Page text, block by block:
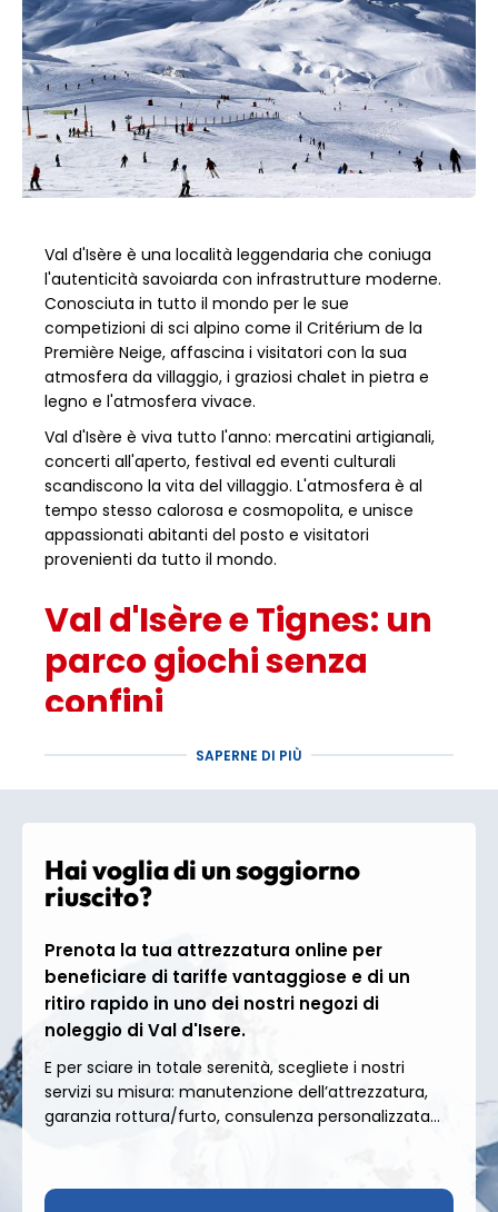
Val d'Isère è una località leggendaria che coniuga
l'autenticità savoiarda con infrastrutture moderne.
Conosciuta in tutto il mondo per le sue
competizioni di sci alpino come il Critérium de la
Première Neige, affascina i visitatori con la sua
atmosfera da villaggio, i graziosi chalet in pietra e
legno e l'atmosfera vivace.
Val d'Isère è viva tutto l'anno: mercatini artigianali,
concerti all'aperto, festival ed eventi culturali
scandiscono la vita del villaggio. L'atmosfera è al
tempo stesso calorosa e cosmopolita, e unisce
appassionati abitanti del posto e visitatori
provenienti da tutto il mondo.
Val d'Isère e Tignes: un
parco giochi senza
confini
Il comprensorio sciisticodi Tignes – Val d'Isère,
altitudine, è un vero paradiso per gli amanti degli
sport sulla neve.
apprendimento sicure e delle piste verdi e blu
ideali per progredire senza intoppi;
Sciatori esperti:affrontate la leggendaria Face
de Bellevarde, scoprite le impegnative piste nere
ed esplorate le sicure aree fuori pista per far
salire l'adrenalina;
Appassionati di freestyle:dirigetevi allo
snowpark, al boardercross o alle fun zone per
freeride guidato o osate provare l'eliski sul
SAPERNE DI PIÙ
Hai voglia di un soggiorno
riuscito?
Prenota la tua attrezzatura online per
beneficiare di tariffe vantaggiose e di un
ritiro rapido in uno dei nostri negozi di
noleggio di Val d'Isere.
E per sciare in totale serenità, scegliete i nostri
servizi su misura: manutenzione dell’attrezzatura,
garanzia rottura/furto, consulenza personalizzata...